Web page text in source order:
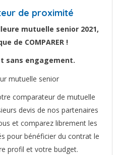
de proximité
mutuelle senior 2021,
de COMPARER !
sans engagement.
comparateur de mutuelle
devis de nos partenaires
et comparez librement les
pour bénéficier du contrat le
profil et votre budget.